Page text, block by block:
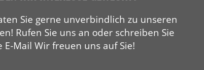
Sie gerne unverbindlich zu unseren
Rufen Sie uns an oder schreiben Sie
E-Mail Wir freuen uns auf Sie!